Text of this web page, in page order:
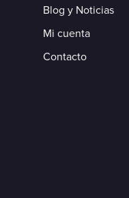
Blog y Noticias
Mi cuenta
Contacto